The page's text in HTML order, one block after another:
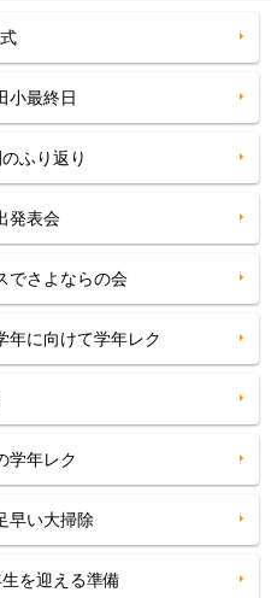
小最終日
ふり返り
発表会
でさよならの会
年に向けて学年レク
学年レク
早い大掃除
を迎える準備